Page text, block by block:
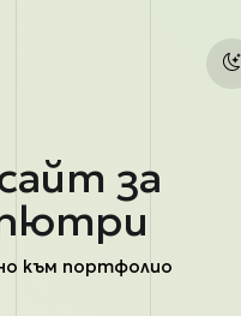
за
към портфолио